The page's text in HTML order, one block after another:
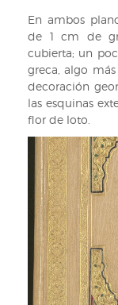
En ambos
de 1 cm de
cubierta; un
greca, algo
decoración
las esquinas
flor de loto.